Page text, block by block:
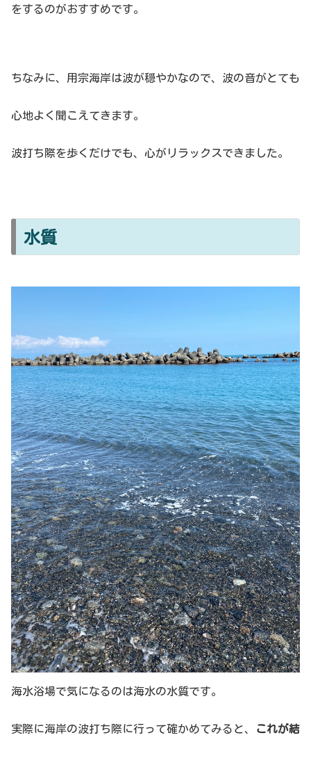
をするのがおすすめです。
ちなみに、用宗海岸は波が穏やかなので、波の音がとても
心地よく聞こえてきます。
波打ち際を歩くだけでも、心がリラックスできました。
水質
海水浴場で気になるのは海水の水質です。
実際に海岸の波打ち際に行って確かめてみると、 これが結